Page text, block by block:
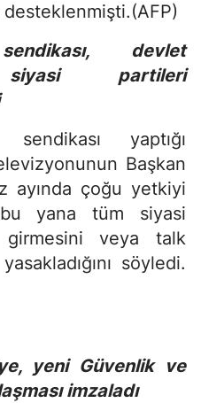
devlet
siyasi partileri
yaptığı
Başkan
ayında çoğu yetkiyi
yana tüm siyasi
girmesini veya talk
söyledi.
yeni Güvenlik ve
imzaladı